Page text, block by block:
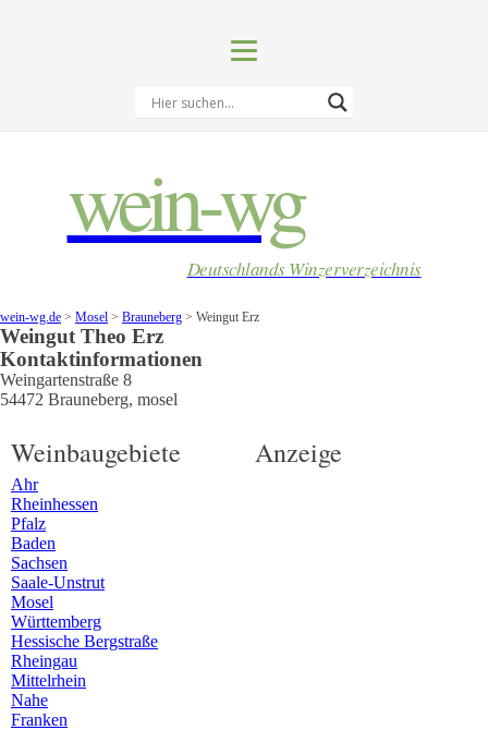
wein-wg
Deutschlands Winzerverzeichnis
wein-wg.de > Mosel > Brauneberg > Weingut Erz
Weingut Theo Erz
Kontaktinformationen
Weingartenstraße 8
54472 Brauneberg, mosel
Weinbaugebiete
Ahr
Rheinhessen
Pfalz
Baden
Sachsen
Saale-Unstrut
Mosel
Württemberg
Hessische Bergstraße
Rheingau
Mittelrhein
Nahe
Franken
Anzeige